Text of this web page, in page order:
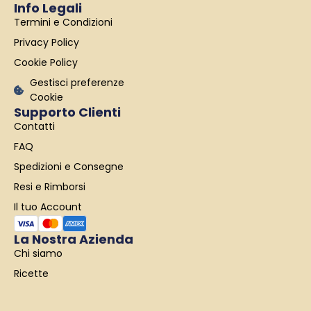
o
o
k
-
f
g
r
a
m
i
Supporto Clienti
Contatti
FAQ
Spedizioni e Consegne
Resi e Rimborsi
Il tuo Account
Info Legali
Termini e Condizioni
Privacy Policy
Cookie Policy
Gestisci preferenze
Cookie
La Nostra Azienda
Chi siamo
Ricette